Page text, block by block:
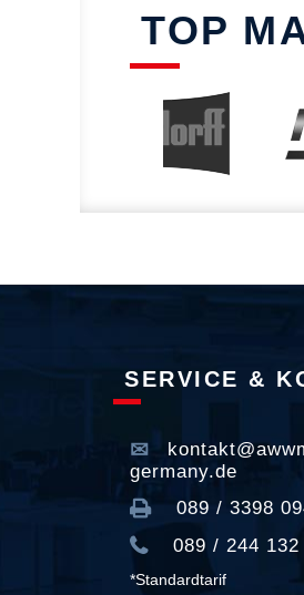
TOP
SERVICE &
germany.de
089 / 3398
089 / 244 132
*Standardtarif